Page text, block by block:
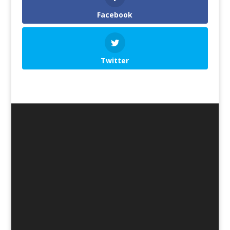
Facebook
Twitter